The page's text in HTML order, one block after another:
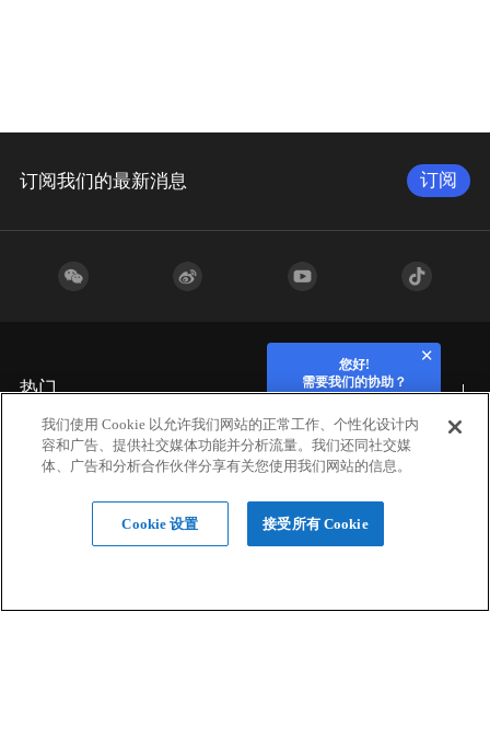
订阅我们的最新消息 订阅
热门
行业应用
您好!
需要我们的协助？
我们使用 Cookie 以允许我们网站的正常工作、个性化设计内
容和广告、提供社交媒体功能并分析流量。我们还同社交媒
体、广告和分析合作伙伴分享有关您使用我们网站的信息。
Cookie 设置 接受所有 Cookie